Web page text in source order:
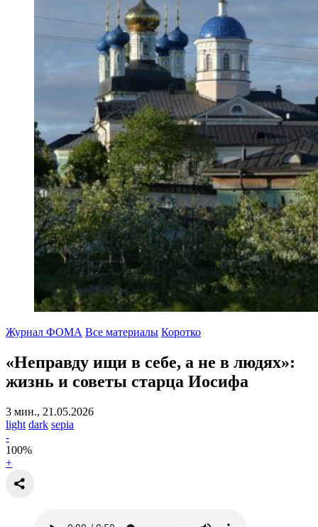
Журнал ФОМА Все материалы Коротко
«Неправду ищи в себе, а не в людях»:
жизнь и советы старца Иосифа
3 мин., 21.05.2026
light dark sepia
-
100%
+